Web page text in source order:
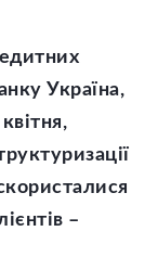
Україна,
–